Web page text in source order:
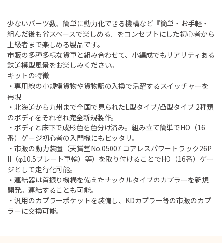
少ないパーツ数、簡単に動力化できる機構など『簡単・お手軽・
組んだ後も省スペースで楽しめる』をコンセプトにした初心者から
上級者まで楽しめる製品です。
市販の多種多様な貨車と組み合わせて、小編成でもリアリティある
鉄道模型風景をお楽しみください。
キットの特徴
・専用線の小規模貨物や貨物駅の入換で活躍するスイッチャーを
再現
・北海道から九州まで全国で見られたL型タイプ/凸型タイプ 2種類
のボディをそれぞれ完全新規製作。
・ボディと床下で成形色を色分け済み。組み立て簡単でHO（16
番）ゲージ初心者の入門機にもピッタリ。
・市販の動力装置（天賞堂No.05007 コアレスパワートラック26P
II（φ10.5プレート車輪）等）を取り付けることでHO（16番）ゲー
ジとして走行化可能。
・連結器は首振り機構を備えたナックルタイプのカプラーを新規
開発。連結することも可能。
・汎用のカプラーポケットを装備し、KDカプラー等の市販のカプ
ラーに交換可能。